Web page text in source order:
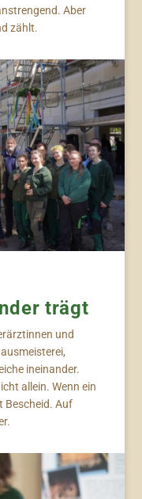
Aber
zählt.
trägt
und
ineinander.
allein. Wenn ein
Bescheid. Auf